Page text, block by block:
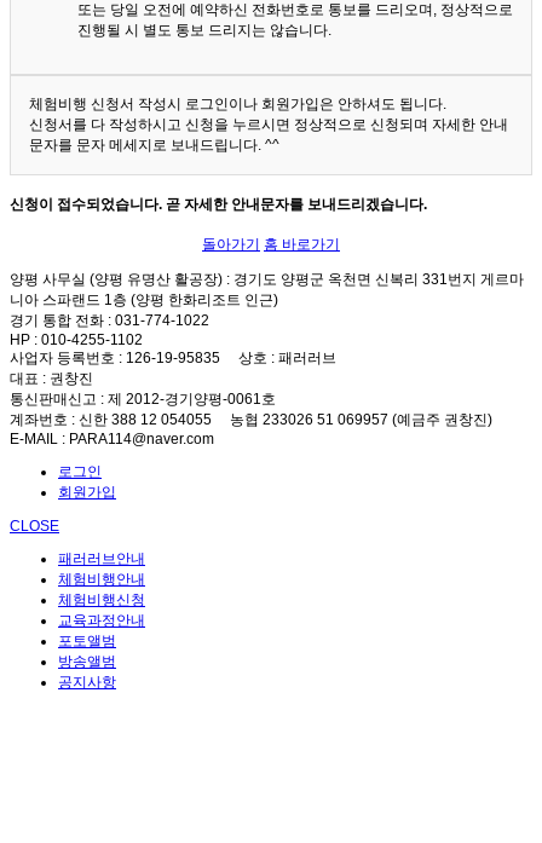
또는 당일 오전에 예약하신 전화번호로 통보를 드리오며, 정상적으로
진행될 시 별도 통보 드리지는 않습니다.
체험비행 신청서 작성시 로그인이나 회원가입은 안하셔도 됩니다.
신청서를 다 작성하시고 신청을 누르시면 정상적으로 신청되며 자세한 안내
문자를 문자 메세지로 보내드립니다. ^^
신청이 접수되었습니다. 곧 자세한 안내문자를 보내드리겠습니다.
돌아가기 홈 바로가기
양평 사무실 (양평 유명산 활공장) : 경기도 양평군 옥천면 신복리 331번지 게르마
니아 스파랜드 1층 (양평 한화리조트 인근)
경기 통합 전화 : 031-774-1022
HP : 010-4255-1102
사업자 등록번호 : 126-19-95835 상호 : 패러러브
대표 : 권창진
통신판매신고 : 제 2012-경기양평-0061호
계좌번호 : 신한 388 12 054055 농협 233026 51 069957 (예금주 권창진)
E-MAIL : PARA114@naver.com
로그인
회원가입
CLOSE
패러러브안내
체험비행안내
체험비행신청
교육과정안내
포토앨범
방송앨범
공지사항